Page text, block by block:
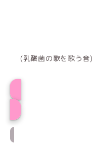
(乳酸菌の歌を歌う音)